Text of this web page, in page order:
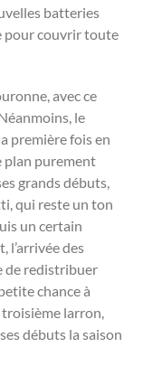
batteries
pour couvrir toute
avec ce
le
première fois en
plan purement
grands débuts,
qui reste un ton
un certain
l’arrivée des
de redistribuer
chance à
troisième larron,
débuts la saison